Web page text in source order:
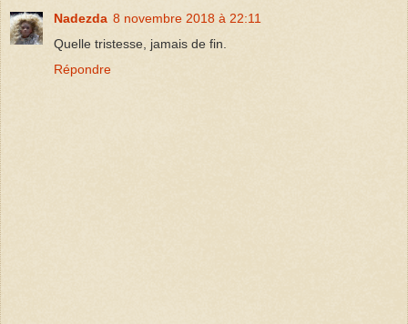
Nadezda 8 novembre 2018 à 22:11
Quelle tristesse, jamais de fin.
Répondre